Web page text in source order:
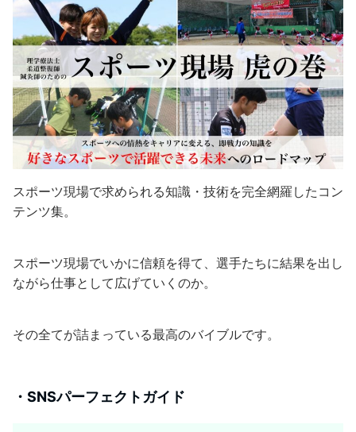
スポーツ現場で求められる知識・技術を完全網羅したコン
テンツ集。
スポーツ現場でいかに信頼を得て、選手たちに結果を出し
ながら仕事として広げていくのか。
その全てが詰まっている最高のバイブルです。
・SNSパーフェクトガイド